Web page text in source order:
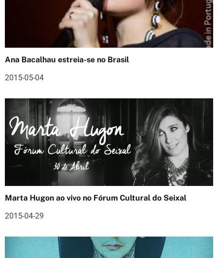
o
d
e
a
t
o
s
Ana Bacalhau estreia-se no Brasil
2015-05-04
Marta Hugon ao vivo no Fórum Cultural do Seixal
2015-04-29